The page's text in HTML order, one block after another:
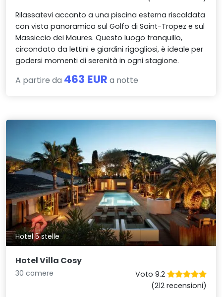
Rilassatevi accanto a una piscina esterna riscaldata
con vista panoramica sul Golfo di Saint-Tropez e sul
Massiccio dei Maures. Questo luogo tranquillo,
circondato da lettini e giardini rigogliosi, è ideale per
godersi momenti di serenità in ogni stagione.
A partire da 463 EUR a notte
Hotel 5 stelle
Hotel Villa Cosy
30 camere
Voto 9.2
(212 recensioni)